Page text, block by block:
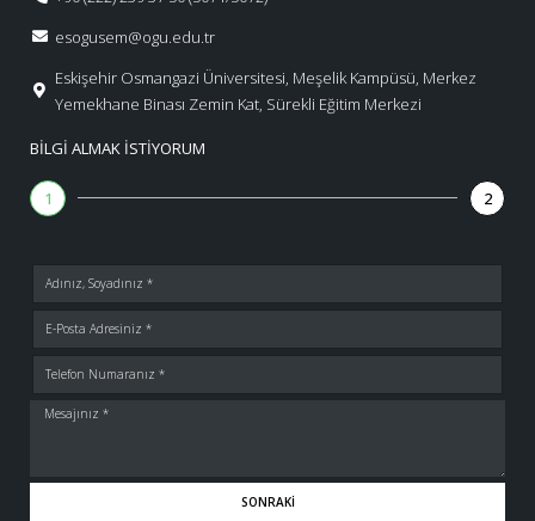
esogusem@ogu.edu.tr
Eskişehir Osmangazi Üniversitesi, Meşelik Kampüsü, Merkez
Yemekhane Binası Zemin Kat, Sürekli Eğitim Merkezi
BILGI ALMAK İSTIYORUM
1 2
SONRAKI